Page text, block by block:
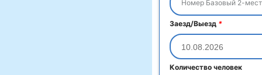
Номер Базовый 2-
Заезд/Выезд *
Количество человек